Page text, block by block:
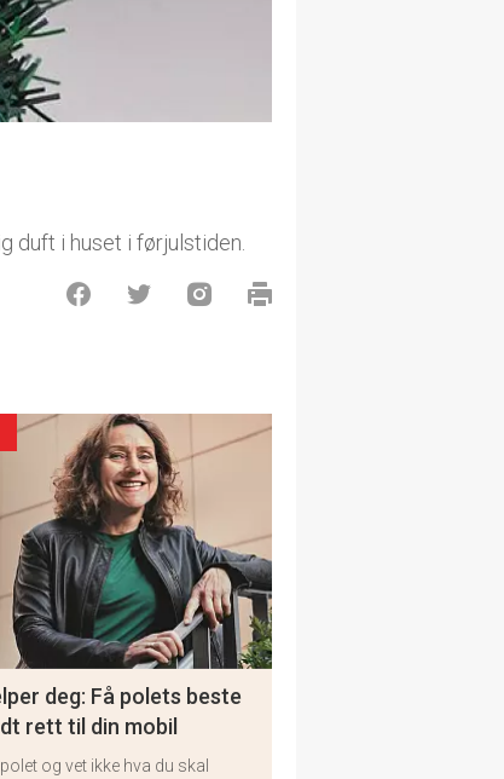
duft i huset i førjulstiden.
deg: Få polets beste
rett til din mobil
og vet ikke hva du skal